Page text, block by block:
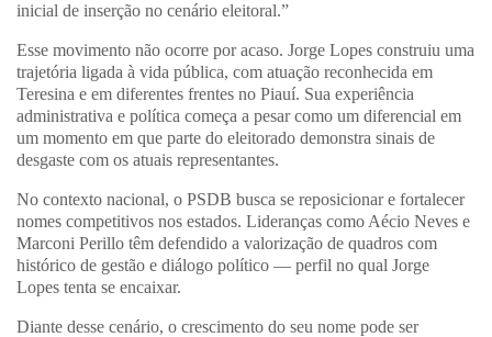
inicial de inserção no cenário eleitoral.”
Esse movimento não ocorre por acaso. Jorge Lopes construiu uma
trajetória ligada à vida pública, com atuação reconhecida em
Teresina e em diferentes frentes no Piauí. Sua experiência
administrativa e política começa a pesar como um diferencial em
um momento em que parte do eleitorado demonstra sinais de
desgaste com os atuais representantes.
No contexto nacional, o PSDB busca se reposicionar e fortalecer
nomes competitivos nos estados. Lideranças como Aécio Neves e
Marconi Perillo têm defendido a valorização de quadros com
histórico de gestão e diálogo político — perfil no qual Jorge
Lopes tenta se encaixar.
Diante desse cenário, o crescimento do seu nome pode ser